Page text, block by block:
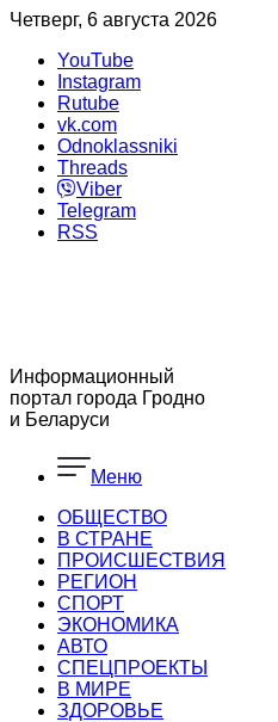
Четверг, 6 августа 2026
YouTube
Instagram
Rutube
vk.com
Odnoklassniki
Threads
Viber
Telegram
RSS
Информационный
портал города Гродно
и Беларуси
Меню
ОБЩЕСТВО
В СТРАНЕ
ПРОИСШЕСТВИЯ
РЕГИОН
CПОРТ
ЭКОНОМИКА
АВТО
СПЕЦПРОЕКТЫ
В МИРЕ
ЗДОРОВЬЕ